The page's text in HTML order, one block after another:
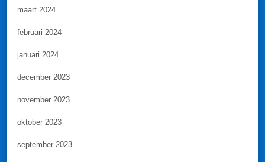
maart 2024
februari 2024
januari 2024
december 2023
november 2023
oktober 2023
september 2023